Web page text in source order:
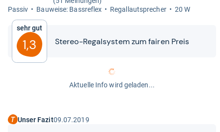
Pas­siv
Bau­weise: Bass­re­flex Regal­laut­spre­cher 20 W
Sehr gut
1,3 Ste­reo-​​Regal­sys­tem zum fai­ren Preis
Aktuelle Info wird geladen...
Unser Fazit09.07.2019